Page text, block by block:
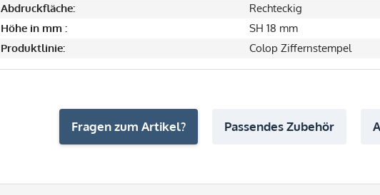
Abdruckfläche:
Rechteckig
Höhe in mm :
SH 18 mm
Produktlinie:
Colop Ziffernstempel
Fragen zum Artikel? Passendes Zubehör